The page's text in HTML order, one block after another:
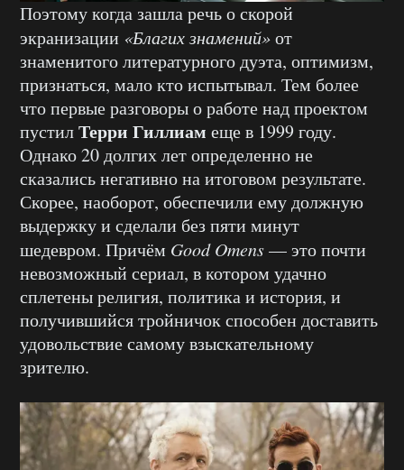
Поэтому когда зашла речь о скорой
экранизации «Благих знамений»от
знаменитого литературного дуэта, оптимизм,
признаться, мало кто испытывал. Тем более
что первые разговоры о работе над проектом
пустилТерри Гиллиам еще в 1999 году.
Однако 20 долгих лет определенно не
сказались негативно на итоговом результате.
Скорее, наоборот, обеспечили ему должную
выдержку и сделали без пяти минут
шедевром. Причём Good Omens— это почти
невозможный сериал, в котором удачно
сплетены религия, политика и история, и
получившийся тройничок способен доставить
удовольствие самому взыскательному
зрителю.